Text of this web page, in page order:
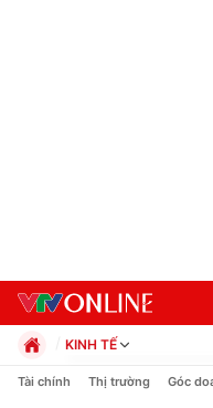
KINH TẾ
Chính trị
Tài chính Thị trường Góc